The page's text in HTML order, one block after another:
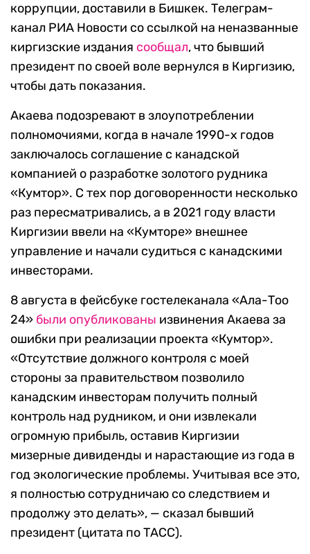
коррупции, доставили в Бишкек. Телеграм-
канал РИА Новости со ссылкой на неназванные
киргизские издания сообщал, что бывший
президент по своей воле вернулся в Киргизию,
чтобы дать показания.
Акаева подозревают в злоупотреблении
полномочиями, когда в начале 1990-х годов
заключалось соглашение с канадской
компанией о разработке золотого рудника
«Кумтор». С тех пор договоренности несколько
раз пересматривались, а в 2021 году власти
Киргизии ввели на «Кумторе» внешнее
управление и начали судиться с канадскими
инвесторами.
8 августа в фейсбуке гостелеканала «Ала-Тоо
24» были опубликованы извинения Акаева за
ошибки при реализации проекта «Кумтор».
«Отсутствие должного контроля с моей
стороны за правительством позволило
канадским инвесторам получить полный
контроль над рудником, и они извлекали
огромную прибыль, оставив Киргизии
мизерные дивиденды и нарастающие из года в
год экологические проблемы. Учитывая все это,
я полностью сотрудничаю со следствием и
продолжу это делать», — сказал бывший
президент (цитата по ТАСС).